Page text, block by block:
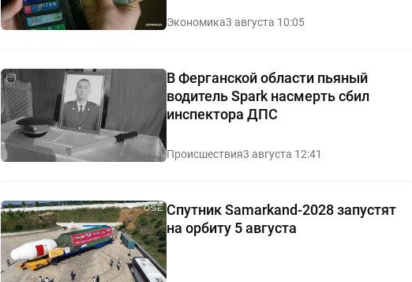
Экономика3 августа 10:05
В Ферганской области пьяный
водитель Spark насмерть сбил
инспектора ДПС
Происшествия3 августа 12:41
Спутник Samarkand-2028 запустят
на орбиту 5 августа